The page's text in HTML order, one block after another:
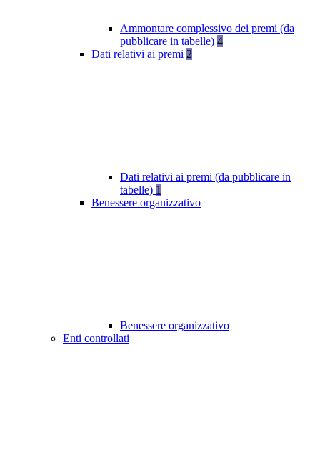
Ammontare complessivo dei premi (da
pubblicare in tabelle) 4
Dati relativi ai premi 2
Dati relativi ai premi (da pubblicare in
tabelle) 1
Benessere organizzativo
Benessere organizzativo
Enti controllati